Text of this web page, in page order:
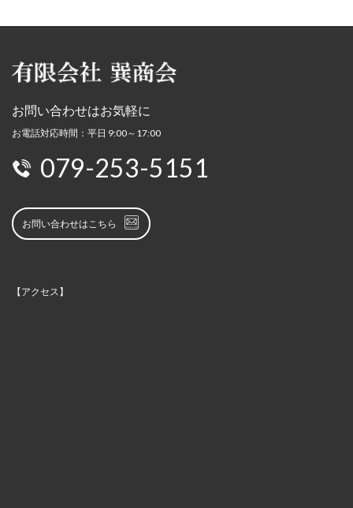
お問い合わせはお気軽に
お電話対応時間：平日 9:00～17:00
079-253-5151
お問い合わせはこちら
【アクセス】